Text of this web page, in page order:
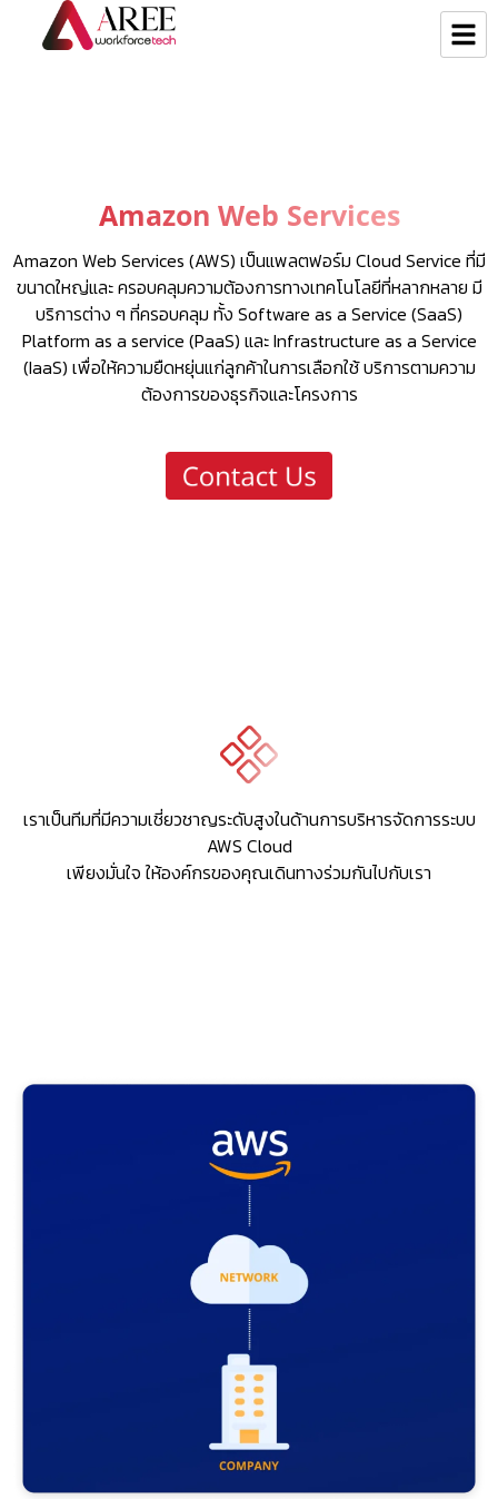
Amazon Web Services
Amazon Web Services (AWS) เป็นแพลตฟอร์ม Cloud Service ที่มี
ขนาดใหญ่และ ครอบคลุมความต้องการทางเทคโนโลยีที่หลากหลาย มี
บริการต่าง ๆ ที่ครอบคลุม ทั้ง Software as a Service (SaaS)
Platform as a service (PaaS) และ Infrastructure as a Service
(IaaS) เพื่อให้ความยืดหยุ่นแก่ลูกค้าในการเลือกใช้ บริการตามความ
ต้องการของธุรกิจและโครงการ
เราเป็นทีมที่มีความเชี่ยวชาญระดับสูงในด้านการบริหารจัดการระบบ
AWS Cloud
เพียงมั่นใจ ให้องค์กรของคุณเดินทางร่วมกันไปกับเรา